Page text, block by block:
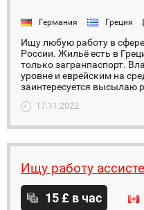
Германия Греция
Ищу любую работу в
России. Жильё есть в
только загранпаспорт.
уровне и еврейским на
заинтересуется высылаю
17.11.2022
Ищу работу
15 £ в час